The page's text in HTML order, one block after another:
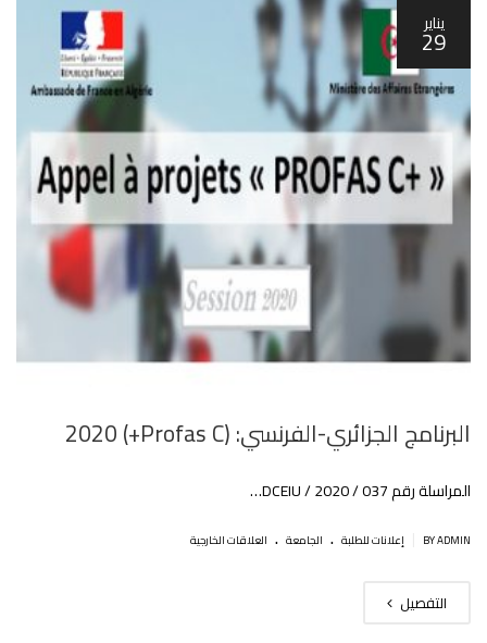
يناير
29
البرنامج الجزائري-الفرنسي: (Profas C+) 2020
المراسلة رقم 037 / DCEIU / 2020…
BY ADMIN إعلانات للطلبة . الجامعة . العلاقات الخارجية
التفصيل